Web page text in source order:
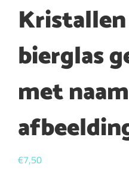
bierglas
met
€7,50